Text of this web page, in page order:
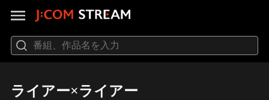
ライアー×ライアー